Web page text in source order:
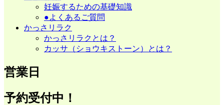
妊娠するための基礎知識
●よくあるご質問
かっさリラク
かっさリラクとは？
カッサ（ショウキストーン）とは？
営業日
予約受付中！